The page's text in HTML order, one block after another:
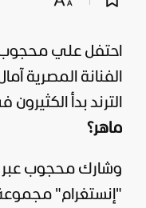
احتفل علي محجوب
الفنانة المصرية
الترند بدأ
ماهر؟
وشارك محجوب
"إنستغرام"